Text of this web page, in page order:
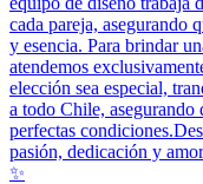
cada pareja, asegurando
y esencia. Para brindar
atendemos
elección sea especial,
a todo Chile, asegurando
perfectas
pasión, dedicación y
✨